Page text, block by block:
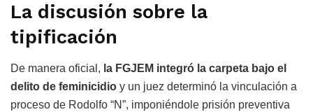
La discusión sobre la
tipificación
De manera oficial, la FGJEM integró la carpeta bajo el
delito de feminicidio y un juez determinó la vinculación a
proceso de Rodolfo “N”, imponiéndole prisión preventiva